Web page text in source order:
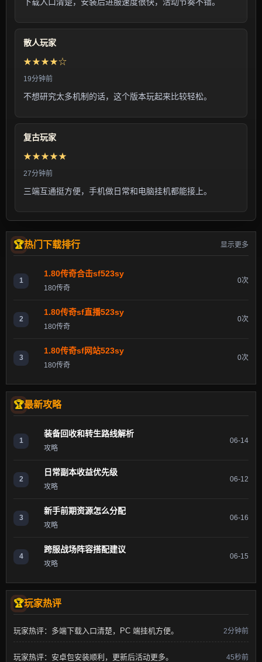
散人玩家
★★★★☆
19分钟前
不想研究太多机制的话，这个版本玩起来比较轻松。
复古玩家
★★★★★
27分钟前
三端互通挺方便，手机做日常和电脑挂机都能接上。
热门下载排行 显示更多
1
1.80传奇合击sf523sy
180传奇
0次
2
1.80传奇sf直播523sy
180传奇
0次
3
1.80传奇sf网站523sy
180传奇
0次
最新攻略
1
装备回收和转生路线解析
攻略
06-14
2
日常副本收益优先级
攻略
06-12
3
新手前期资源怎么分配
攻略
06-16
4
跨服战场阵容搭配建议
攻略
06-15
玩家热评
玩家热评：多端下载入口清楚，PC 端挂机方便。 2分钟前
玩家热评：安卓包安装顺利，更新后活动更多。 45秒前